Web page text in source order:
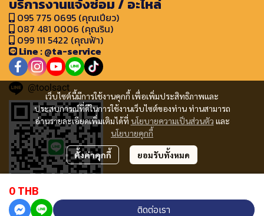
0 THB
ติดต่อเรา
เว็บไซต์นี้มีการใช้งานคุกกี้ เพื่อเพิ่มประสิทธิภาพและ
ประสบการณ์ที่ดีในการใช้งานเว็บไซต์ของท่าน ท่านสามารถ
อ่านรายละเอียดเพิ่มเติมได้ที่ นโยบายความเป็นส่วนตัว และ
นโยบายคุกกี้
ตั้งค่าคุกกี้ ยอมรับทั้งหมด
บริการงานแจ้งซ่อม / อะไหล่
095 775 0695 (คุณเปียว)
087 481 0006 (คุณริน)
099 111 5422 (คุณฟ้า)
Line : @ta-service
@toolsact